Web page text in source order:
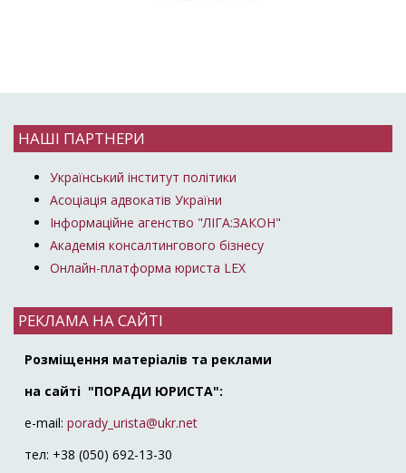
НАШІ ПАРТНЕРИ
Український інститут політики
Асоціація адвокатів України
Інформаційне агенство "ЛІГА:ЗАКОН"
Академія консалтингового бізнесу
Онлайн-платформа юриста LEX
РЕКЛАМА НА САЙТІ
Розміщення матеріалів та реклами
на сайті "ПОРАДИ ЮРИСТА":
e-mail: porady_urista@ukr.net
тел: +38 (050) 692-13-30